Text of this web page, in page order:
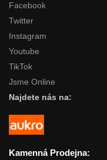
Facebook
Twitter
Instagram
Youtube
TikTok
Jsme Online
Najdete nás na:
Kamenná Prodejna: